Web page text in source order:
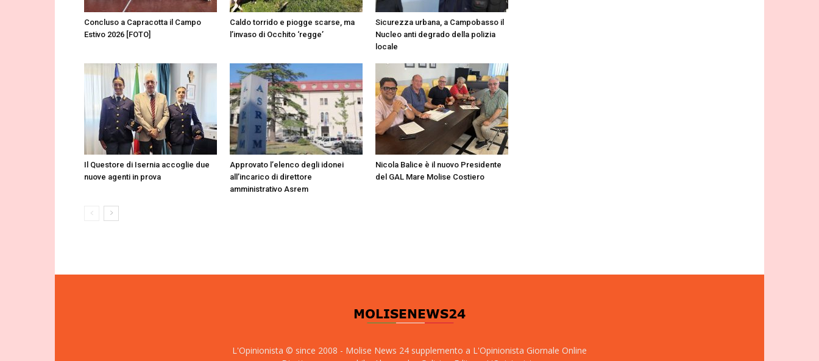
Concluso a Capracotta il Campo
Estivo 2026 [FOTO]
Caldo torrido e piogge scarse, ma
l’invaso di Occhito ‘regge’
Sicurezza urbana, a Campobasso il
Nucleo anti degrado della polizia
locale
Il Questore di Isernia accoglie due
nuove agenti in prova
Approvato l’elenco degli idonei
all’incarico di direttore
amministrativo Asrem
Nicola Balice è il nuovo Presidente
del GAL Mare Molise Costiero
L'Opinionista © since 2008 - Molise News 24 supplemento a L'Opinionista Giornale Online